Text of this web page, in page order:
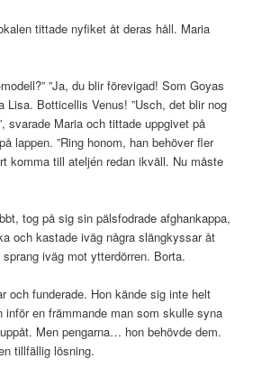
tittade nyfiket åt deras håll. Maria
”Ja, du blir förevigad! Som Goyas
Lisa. Botticellis Venus! ”Usch, det blir nog
svarade Maria och tittade uppgivet på
lappen. ”Ring honom, han behöver fler
komma till ateljén redan ikväll. Nu måste
tog på sig sin pälsfodrade afghankappa,
och kastade iväg några slängkyssar åt
iväg mot ytterdörren. Borta.
och funderade. Hon kände sig inte helt
en främmande man som skulle syna
Men pengarna… hon behövde dem.
tillfällig lösning.